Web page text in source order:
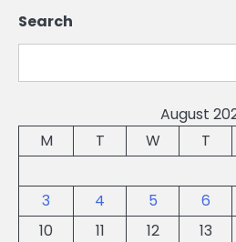
Search
August
M
T W T
3
4 5 6
10
11 12 13